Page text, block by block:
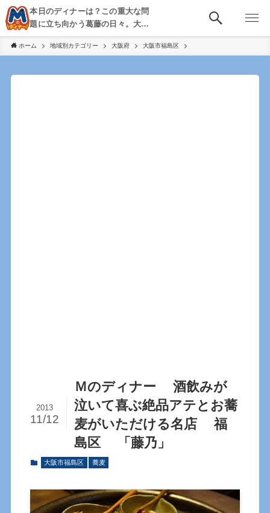
本日のディナーは？この重大な問
題に立ち向かう葛藤の日々。大
阪・京都・神戸を中心とした食べ
歩き、飲み歩きを綴る。
ホーム 地域別カテゴリー 大阪府 大阪市福島区
Ｍのディナー 酒飲みが
泣いて喜ぶ絶品アテとお蕎
麦がいただける名店 福
島区 「藤乃」
2013
11/12
大阪市福島区 蕎麦